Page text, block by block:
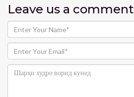
Leave us a comment